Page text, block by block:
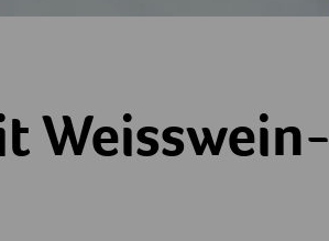
Gemüsegarnitur
Weisswein-